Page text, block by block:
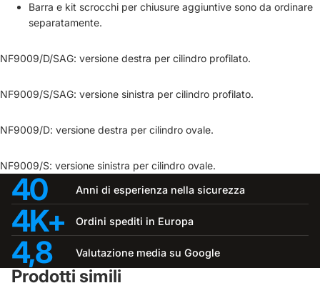
Barra e kit scrocchi per chiusure aggiuntive sono da ordinare
separatamente.
NF9009/D/SAG: versione destra per cilindro profilato.
NF9009/S/SAG: versione sinistra per cilindro profilato.
NF9009/D: versione destra per cilindro ovale.
NF9009/S: versione sinistra per cilindro ovale.
40 Anni di esperienza nella sicurezza
4K+ Ordini spediti in Europa
4,8 Valutazione media su Google
Prodotti simili